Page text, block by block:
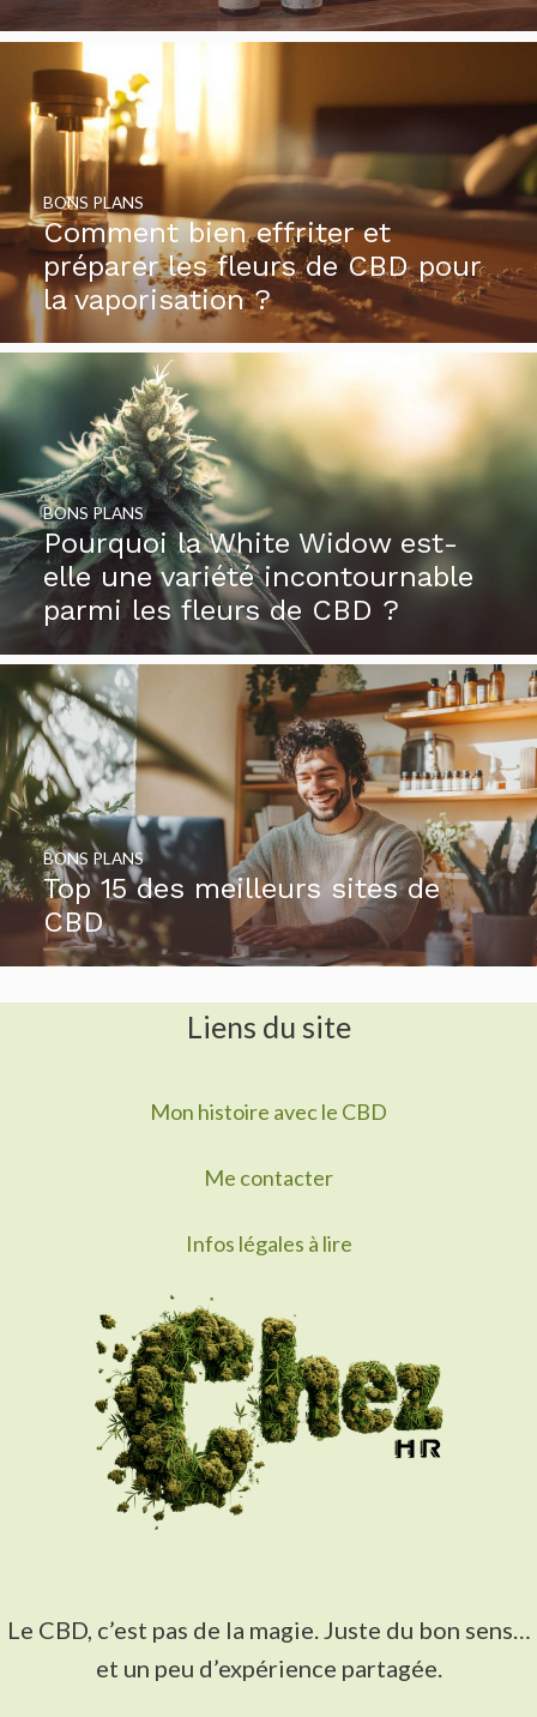
Comment bien effriter et
préparer les fleurs de CBD pour
la vaporisation ?
BONS PLANS
Pourquoi la White Widow est-
elle une variété incontournable
parmi les fleurs de CBD ?
BONS PLANS
Top 15 des meilleurs sites de
CBD
BONS PLANS
Liens du site
Mon histoire avec le CBD
Me contacter
Infos légales à lire
Le CBD, c’est pas de la magie. Juste du bon sens…
et un peu d’expérience partagée.